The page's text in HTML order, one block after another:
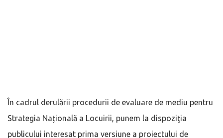
În cadrul derulării procedurii de evaluare de mediu pentru
Strategia Națională a Locuirii, punem la dispoziţia
publicului interesat prima versiune a proiectului de